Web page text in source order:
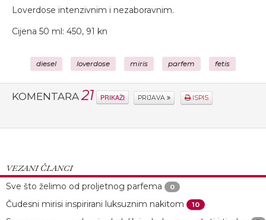
Loverdose intenzivnim i nezaboravnim.
Cijena 50 ml: 450, 91 kn
diesel loverdose miris parfem fetis
KOMENTARA21 PRIKAŽI PRIJAVA ISPIS
VEZANI ČLANCI
Sve što želimo od proljetnog parfema
0
Čudesni mirisi inspirirani luksuznim nakitom 10